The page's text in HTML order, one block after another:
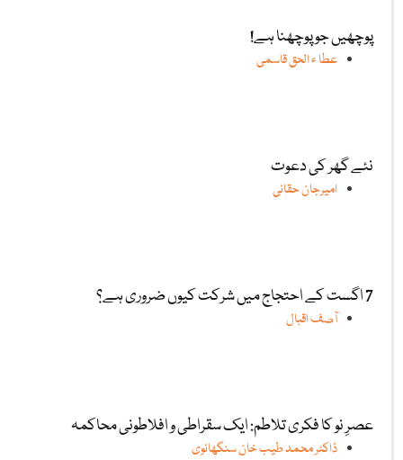
پوچھیں جو پوچھنا ہے!
عطا ء الحق قاسمی
نئے گھر کی دعوت
امیرجان حقانی
7 اگست کے احتجاج میں شرکت کیوں ضروری ہے؟
آصف اقبال
عصرِ نو کا فکری تلاطم: ایک سقراطی و افلاطونی محاکمہ
ڈاکٹر محمد طیب خان سنگھانوی